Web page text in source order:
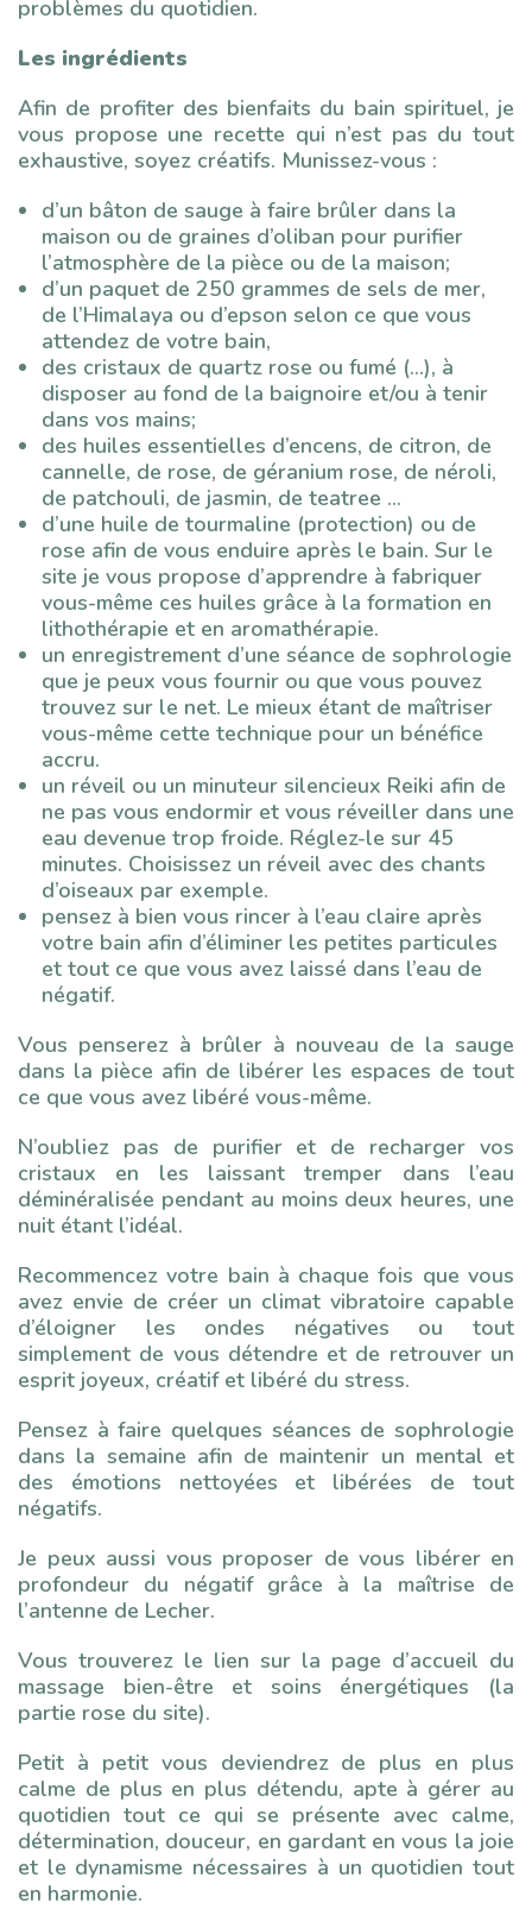
problèmes du quotidien.
Les ingrédients
Afin de profiter des bienfaits du bain spirituel, je
vous propose une recette qui n’est pas du tout
exhaustive, soyez créatifs. Munissez-vous :
d’un bâton de sauge à faire brûler dans la
maison ou de graines d’oliban pour purifier
l’atmosphère de la pièce ou de la maison;
d’un paquet de 250 grammes de sels de mer,
de l’Himalaya ou d’epson selon ce que vous
attendez de votre bain,
des cristaux de quartz rose ou fumé (…), à
disposer au fond de la baignoire et/ou à tenir
dans vos mains;
des huiles essentielles d’encens, de citron, de
cannelle, de rose, de géranium rose, de néroli,
de patchouli, de jasmin, de teatree …
d’une huile de tourmaline (protection) ou de
rose afin de vous enduire après le bain. Sur le
site je vous propose d’apprendre à fabriquer
vous-même ces huiles grâce à la formation en
lithothérapie et en aromathérapie.
un enregistrement d’une séance de sophrologie
que je peux vous fournir ou que vous pouvez
trouvez sur le net. Le mieux étant de maîtriser
vous-même cette technique pour un bénéfice
accru.
un réveil ou un minuteur silencieux Reiki afin de
ne pas vous endormir et vous réveiller dans une
eau devenue trop froide. Réglez-le sur 45
minutes. Choisissez un réveil avec des chants
d’oiseaux par exemple.
pensez à bien vous rincer à l’eau claire après
votre bain afin d’éliminer les petites particules
et tout ce que vous avez laissé dans l’eau de
négatif.
Vous penserez à brûler à nouveau de la sauge
dans la pièce afin de libérer les espaces de tout
ce que vous avez libéré vous-même.
N’oubliez pas de purifier et de recharger vos
cristaux en les laissant tremper dans l’eau
déminéralisée pendant au moins deux heures, une
nuit étant l’idéal.
Recommencez votre bain à chaque fois que vous
avez envie de créer un climat vibratoire capable
d’éloigner les ondes négatives ou tout
simplement de vous détendre et de retrouver un
esprit joyeux, créatif et libéré du stress.
Pensez à faire quelques séances de sophrologie
dans la semaine afin de maintenir un mental et
des émotions nettoyées et libérées de tout
négatifs.
Je peux aussi vous proposer de vous libérer en
profondeur du négatif grâce à la maîtrise de
l’antenne de Lecher.
Vous trouverez le lien sur la page d’accueil du
massage bien-être et soins énergétiques (la
partie rose du site).
Petit à petit vous deviendrez de plus en plus
calme de plus en plus détendu, apte à gérer au
quotidien tout ce qui se présente avec calme,
détermination, douceur, en gardant en vous la joie
et le dynamisme nécessaires à un quotidien tout
en harmonie.